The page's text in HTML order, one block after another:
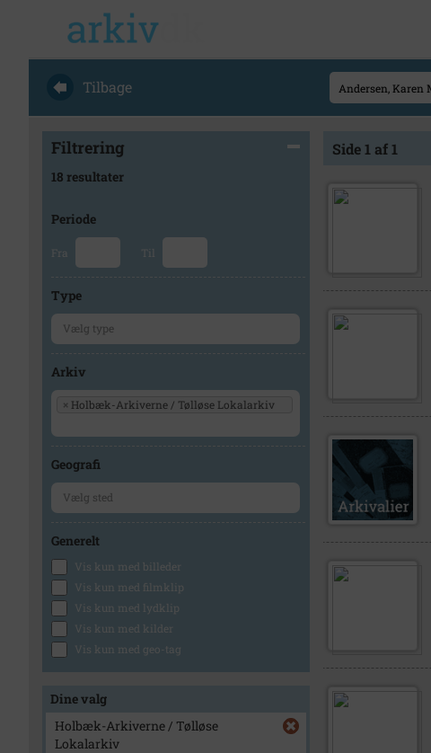
Tilbage
Filtrering
18 resultater
Periode
Fra Til
Type
Arkiv
× Holbæk-Arkiverne / Tølløse Lokalarkiv
Geografi
Generelt
Vis kun med billeder
Vis kun med filmklip
Vis kun med lydklip
Vis kun med kilder
Vis kun med geo-tag
Dine valg
Holbæk-Arkiverne / Tølløse
Lokalarkiv
Side 1 af 1